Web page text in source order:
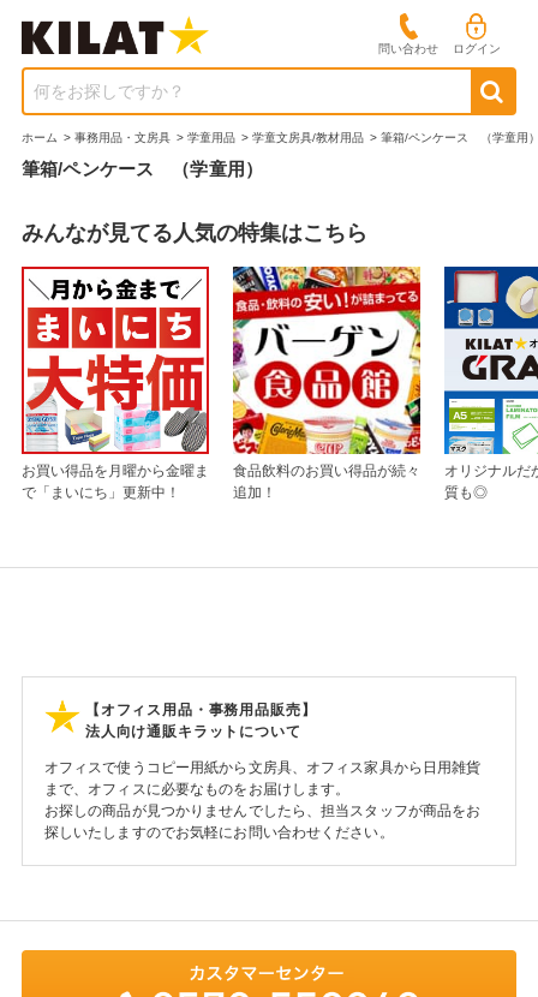
問い合わせ ログイン
何をお探しですか？
ホーム > 事務用品・文房具 > 学童用品 > 学童文房具/教材用品 > 筆箱/ペンケース （学童用
筆箱/ペンケース （学童用）
みんなが見てる人気の特集はこちら
お買い得品を月曜から金曜ま
で「まいにち」更新中！
食品飲料のお買い得品が続々
追加！
オリジナルだ
質も◎
【オフィス用品・事務用品販売】
法人向け通販キラットについて
オフィスで使うコピー用紙から文房具、オフィス家具から日用雑貨
まで、オフィスに必要なものをお届けします。
お探しの商品が見つかりませんでしたら、担当スタッフが商品をお
探しいたしますのでお気軽にお問い合わせください。